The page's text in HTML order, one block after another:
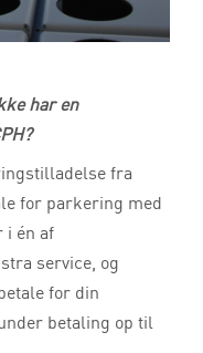
har en
fra
for parkering med
én af
service, og
for din
betaling op til